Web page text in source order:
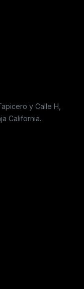
y Calle H,
California.